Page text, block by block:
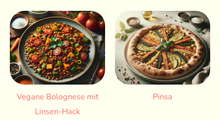
Vegane Bolognese mit
Linsen-Hack
Pinsa